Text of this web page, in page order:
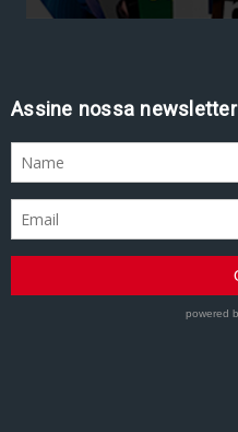
Assine nossa newsletter